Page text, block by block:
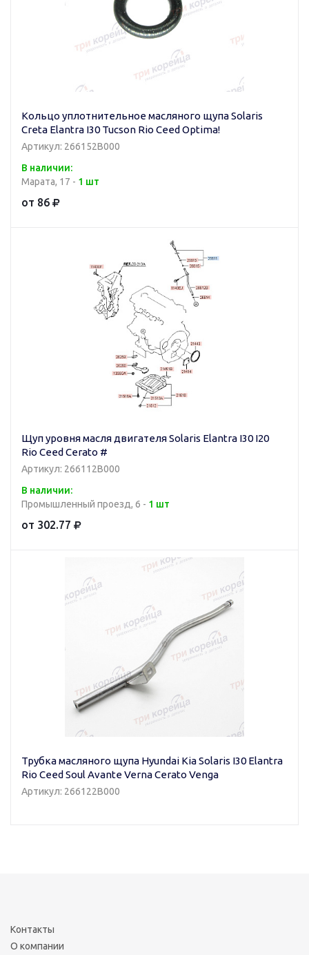
Кольцо уплотнительное масляного щупа Solaris
Creta Elantra I30 Tucson Rio Ceed Optima!
Артикул: 266152B000
В наличии:
Марата, 17 - 1 шт
от 86
Щуп уровня масля двигателя Solaris Elantra I30 I20
Rio Ceed Cerato #
Артикул: 266112B000
В наличии:
Промышленный проезд, 6 - 1 шт
от 302.77
Трубка масляного щупа Hyundai Kia Solaris I30 Elantra
Rio Ceed Soul Avante Verna Cerato Venga
Артикул: 266122B000
Контакты
О компании